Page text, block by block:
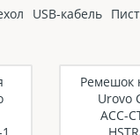
USB-кабель
Ремешок
Urovo
ACC-